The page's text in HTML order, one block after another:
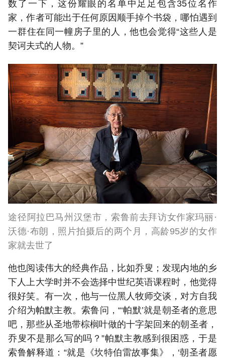
数了一下，这份耀眼的名单中足足包含35位名作
家，作者可能出于任何原因顺手掉个书袋，哪怕遇到
一群住在同一幢房子里的人，他也会觉得“这些人是
契诃夫式的人物。”
途径阿拉巴马州汉堡市，索鲁前去拜访女作家玛丽·
沃德·布朗，照片拍摄后的两个月，高龄95岁的女作
家就去世了
他也阅读伟大的经典作品，比如乔叟；发现内地的乡
下人上大学时并不会选择中世纪英语课程时，他觉得
很好笑。有一次，他与一位黑人牧师交谈，对方自我
介绍为帕默主教。索鲁问，“‘帕默’就是朝圣者的意思
吧，那些从圣地带棕榈叶做的十字架回来的朝圣者，
乔叟不是那么写的吗？”帕默主教感到很困惑，于是
索鲁解释道：“就是《坎特伯雷故事集》，‘朝圣者愿